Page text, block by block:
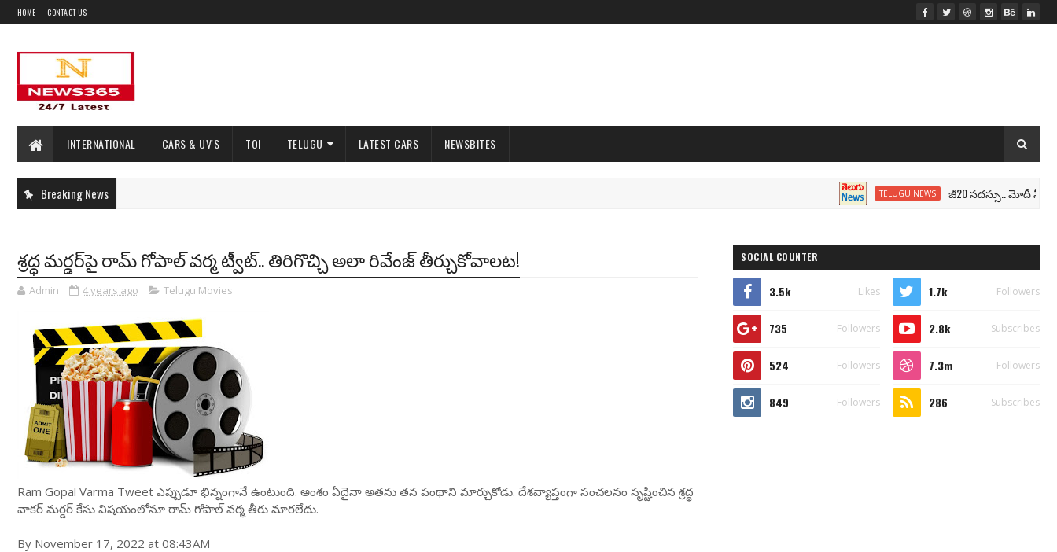
HOME CONTACT US
INTERNATIONAL CARS & UV'S TOI TELUGU LATEST CARS NEWSBITES
Breaking News TELUGU NEWS జీ20 సదస్సు.. మోదీ సీటు వద్ద
శ్రద్ధ మర్డర్‌పై రామ్‌ గోపాల్ వర్మ ట్వీట్.. తిరిగొచ్చి అలా రివేంజ్ తీర్చుకోవాలట!
Admin 4 years ago Telugu Movies
Ram Gopal Varma Tweet ఎప్పుడూ భిన్నంగానే ఉంటుంది. అంశం ఏదైనా అతను తన పంథాని మార్చుకోడు. దేశవ్యాప్తంగా సంచలనం సృష్టించిన శ్రద్ధ
వాకర్ మర్డర్ కేసు విషయంలోనూ రామ్ గోపాల్ వర్మ తీరు మారలేదు.
By November 17, 2022 at 08:43AM
SOCIAL COUNTER
3.5k Likes 1.7k Followers
735 Followers 2.8k Subscribes
524 Followers 7.3m Followers
849 Followers 286 Subscribes